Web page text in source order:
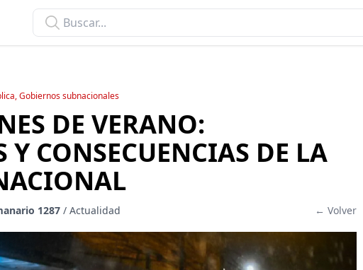
Gobiernos subnacionales
DE VERANO:
CONSECUENCIAS DE LA
1287 / Actualidad ← Volver